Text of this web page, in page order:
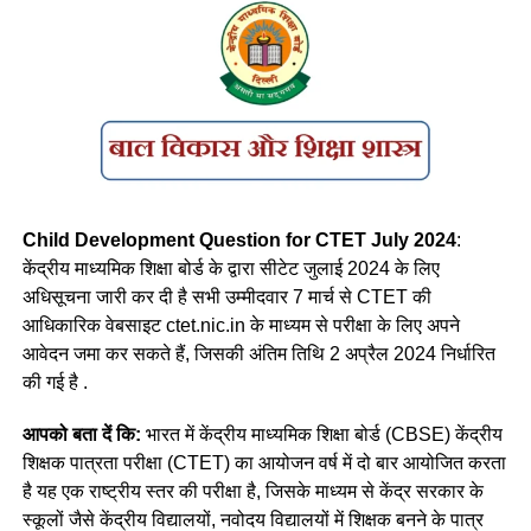
के गाँवों में रहने वाले लोगों को बनाना चाहिए।
(a) सपाट छत वाले बांस के घर
(b) सपाट् छत वाले पत्थर या लकड़ी के घर
(c) बांस के खंभों पर वने ढालू छत वाले घर
(d) मिट्टी और फूस के घर जिनकी ढालू छतें कंटीली झाड़ियों की बनी होती
हैं
Ans c
Q.6 उस महिला वेट-लिफ्टर का नाम क्या है जिसने अंतरराष्ट्रीय खेल
प्रतियोगिताओं में 29 मेडल जीते हैं?
(a) वाहिदा प्रिज्म
(b) सुनीता विलियम्स
c) A, C और D
(b) B, C और D
Ans- (a)
Q. किसी राष्ट्रीय पाठ्यचर्या की रूपरेखा ने यह सिफारिश की थी कि पहले
दो वर्षों अर्थात् कक्षाएँ । और II में पर्यावरण अध्ययन में प्राकृतिक एवं
सामाजिक वातावरण दोनों सम्मिलित होंगे, जबकि कक्षा III से V में, सामाजिक
(a) एन.सी.एफ. 2000
(b) एन.सी.एफ. 1988
Child Development Question for CTET July 2024:
केंद्रीय माध्यमिक शिक्षा बोर्ड के द्वारा सीटेट जुलाई 2024 के लिए
अधिसूचना जारी कर दी है सभी उम्मीदवार 7 मार्च से CTET की
आधिकारिक वेबसाइट ctet.nic.in के माध्यम से परीक्षा के लिए अपने
आवेदन जमा कर सकते हैं, जिसकी अंतिम तिथि 2 अप्रैल 2024 निर्धारित
की गई है .
आपको बता दें कि: भारत में केंद्रीय माध्यमिक शिक्षा बोर्ड (CBSE) केंद्रीय
शिक्षक पात्रता परीक्षा (CTET) का आयोजन वर्ष में दो बार आयोजित करता
है यह एक राष्ट्रीय स्तर की परीक्षा है, जिसके माध्यम से केंद्र सरकार के
स्कूलों जैसे केंद्रीय विद्यालयों, नवोदय विद्यालयों में शिक्षक बनने के पात्र